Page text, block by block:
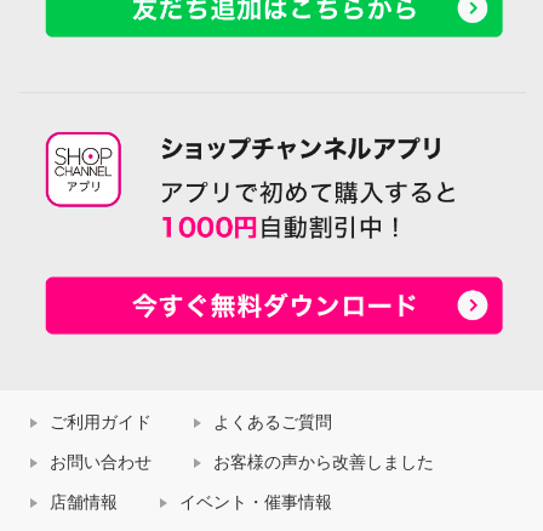
ご利用ガイド よくあるご質問
お問い合わせ お客様の声から改善しました
店舗情報 イベント・催事情報